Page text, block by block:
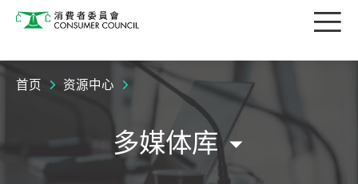
消费者委员会 目
首页 资源中心
多媒体库